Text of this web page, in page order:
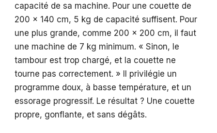
capacité de sa machine. Pour une couette de
200 x 140 cm, 5 kg de capacité suffisent. Pour
une plus grande, comme 200 x 200 cm, il faut
une machine de 7 kg minimum. « Sinon, le
tambour est trop chargé, et la couette ne
tourne pas correctement. » Il privilégie un
programme doux, à basse température, et un
essorage progressif. Le résultat ? Une couette
propre, gonflante, et sans dégâts.